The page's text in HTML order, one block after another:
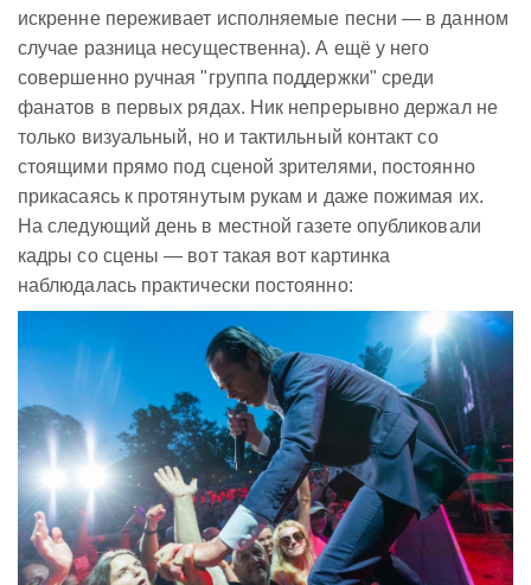
искренне переживает исполняемые песни — в данном
случае разница несущественна). А ещё у него
совершенно ручная "группа поддержки" среди
фанатов в первых рядах. Ник непрерывно держал не
только визуальный, но и тактильный контакт со
стоящими прямо под сценой зрителями, постоянно
прикасаясь к протянутым рукам и даже пожимая их.
На следующий день в местной газете опубликовали
кадры со сцены — вот такая вот картинка
наблюдалась практически постоянно: